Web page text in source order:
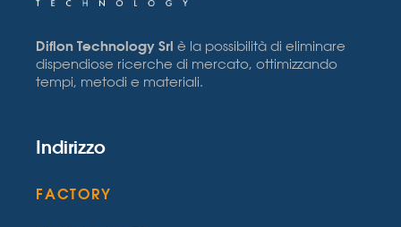
Diflon Technology Srl è la possibilità di eliminare
dispendiose ricerche di mercato, ottimizzando
tempi, metodi e materiali.
Indirizzo
FACTORY